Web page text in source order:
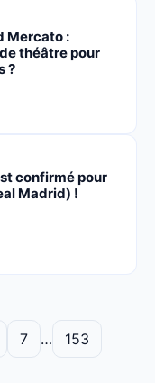
Mercato :
théâtre pour
?
confirmé pour
Madrid) !
7 … 153